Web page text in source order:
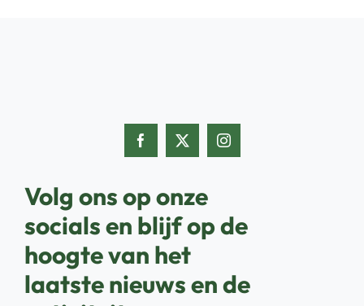
Volg ons op onze
socials en blijf op de
hoogte van het
laatste nieuws en de